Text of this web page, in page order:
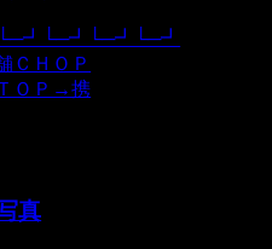
ＣＨＯＰ
ＯＰ→携
真